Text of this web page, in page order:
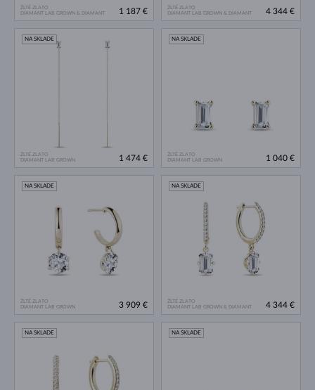
ŽLTÉ ZLATO
DIAMANT LAB GROWN & DIAMANT
1 187 €
ŽLTÉ ZLATO
DIAMANT LAB GROWN & DIAMANT
4 344 €
ŽLTÉ ZLATO
DIAMANT LAB GROWN
NA SKLADE
1 474 €
ŽLTÉ ZLATO
DIAMANT LAB GROWN
NA SKLADE
1 040 €
ŽLTÉ ZLATO
DIAMANT LAB GROWN
NA SKLADE
3 909 €
ŽLTÉ ZLATO
DIAMANT LAB GROWN & DIAMANT
NA SKLADE
4 344 €
NA SKLADE NA SKLADE